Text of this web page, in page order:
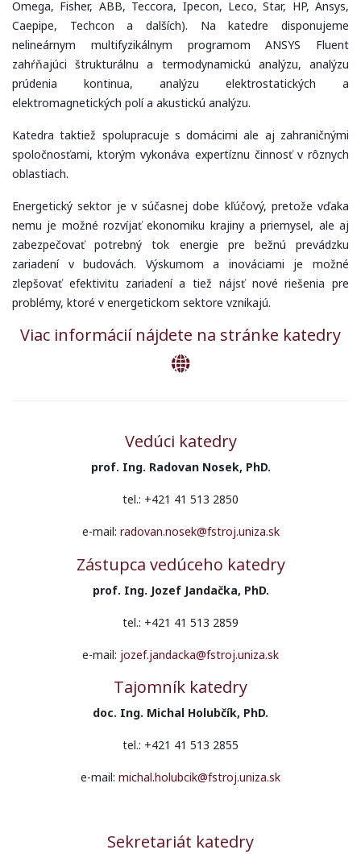
Omega, Fisher, ABB, Teccora, Ipecon, Leco, Star, HP, Ansys,
Caepipe, Techcon a dalších). Na katedre disponujeme
nelineárnym multifyzikálnym programom ANSYS Fluent
zahŕňajúci štrukturálnu a termodynamickú analýzu, analýzu
prúdenia kontinua, analýzu elektrostatických a
elektromagnetických polí a akustickú analýzu.
Katedra taktiež spolupracuje s domácimi ale aj zahraničnými
spoločnosťami, ktorým vykonáva expertíznu činnosť v rôznych
oblastiach.
Energetický sektor je v súčasnej dobe kľúčový, pretože vďaka
nemu je možné rozvíjať ekonomiku krajiny a priemysel, ale aj
zabezpečovať potrebný tok energie pre bežnú prevádzku
zariadení v budovách. Výskumom a inováciami je možné
zlepšovať efektivitu zariadení a tiež nájsť nové riešenia pre
problémy, ktoré v energetickom sektore vznikajú.
Viac informácií nájdete na stránke katedry
Vedúci katedry
prof. Ing. Radovan Nosek, PhD.
tel.: +421 41 513 2850
e-mail: radovan.nosek@fstroj.uniza.sk
Zástupca vedúceho katedry
prof. Ing. Jozef Jandačka, PhD.
tel.: +421 41 513 2859
e-mail: jozef.jandacka@fstroj.uniza.sk
Tajomník katedry
doc. Ing. Michal Holubčík, PhD.
tel.: +421 41 513 2855
e-mail: michal.holubcik@fstroj.uniza.sk
Sekretariát katedry